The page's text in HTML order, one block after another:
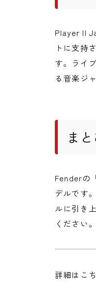
Player II
トに支持
す。ライ
る音楽ジ
ま
Fenderの
デルです
ルに引き
ください。
詳細はこ